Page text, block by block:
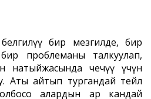
бир мезгилде, бир
проблеманы талкуулап,
натыйжасында чечүү үчүн
айтып тургандай тейлөө
алардын ар кандай